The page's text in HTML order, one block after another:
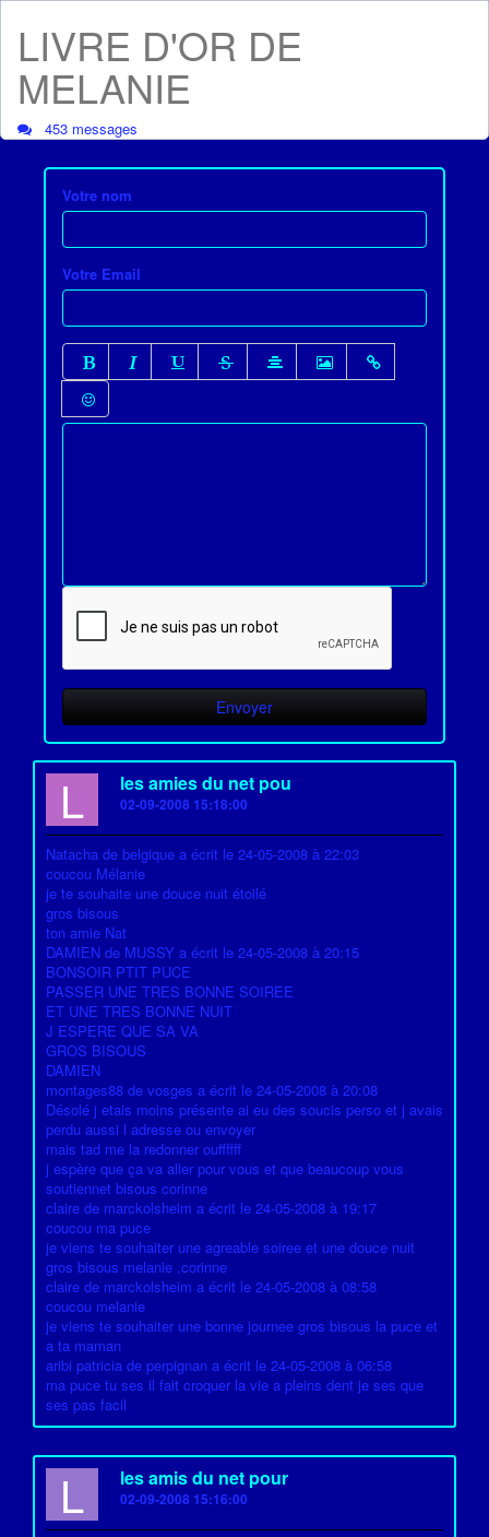
LIVRE D'OR DE
MELANIE
453 messages
Votre nom
Votre Email
L les amies du net pou
02-09-2008 15:18:00
Natacha de belgique a écrit le 24-05-2008 à 22:03
coucou Mélanie
je te souhaite une douce nuit étoilé
gros bisous
ton amie Nat
DAMIEN de MUSSY a écrit le 24-05-2008 à 20:15
BONSOIR PTIT PUCE
PASSER UNE TRES BONNE SOIREE
ET UNE TRES BONNE NUIT
J ESPERE QUE SA VA
GROS BISOUS
DAMIEN
montages88 de vosges a écrit le 24-05-2008 à 20:08
Désolé j etais moins présente ai eu des soucis perso et j avais
perdu aussi l adresse ou envoyer
mais tad me la redonner ouffffff
j espère que ça va aller pour vous et que beaucoup vous
soutiennet bisous corinne
claire de marckolsheim a écrit le 24-05-2008 à 19:17
coucou ma puce
je viens te souhaiter une agreable soiree et une douce nuit
gros bisous melanie ,corinne
claire de marckolsheim a écrit le 24-05-2008 à 08:58
coucou melanie
je viens te souhaiter une bonne journee gros bisous la puce et
a ta maman
aribi patricia de perpignan a écrit le 24-05-2008 à 06:58
ma puce tu ses il fait croquer la vie a pleins dent je ses que
ses pas facil
L les amis du net pour
02-09-2008 15:16:00